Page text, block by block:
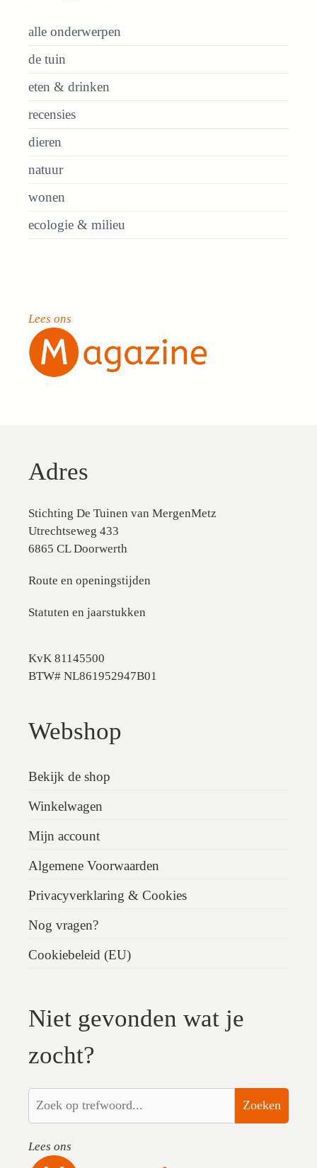
alle onderwerpen
de tuin
eten & drinken
recensies
dieren
natuur
wonen
ecologie & milieu
Lees ons
Adres
Stichting De Tuinen van MergenMetz
Utrechtseweg 433
6865 CL Doorwerth
Route en openingstijden
Statuten en jaarstukken
KvK 81145500
BTW# NL861952947B01
Webshop
Bekijk de shop
Winkelwagen
Mijn account
Algemene Voorwaarden
Privacyverklaring & Cookies
Nog vragen?
Cookiebeleid (EU)
Niet gevonden wat je
zocht?
Zoeken
Lees ons